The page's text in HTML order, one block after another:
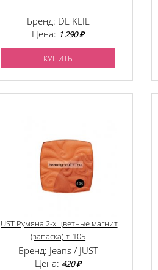
Бренд: DE KLIE
Цена: 1 290 ₽
КУПИТЬ
Румяна 2-х цветные магнит
(запаска) т. 105
Бренд: Jeans / JUST
Цена: 420 ₽